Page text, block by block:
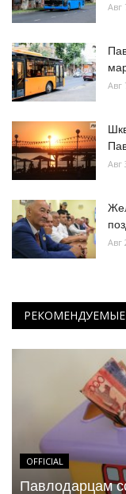
Авг
Авг
Авг
Авг
OFFICIAL
Павлодарцам